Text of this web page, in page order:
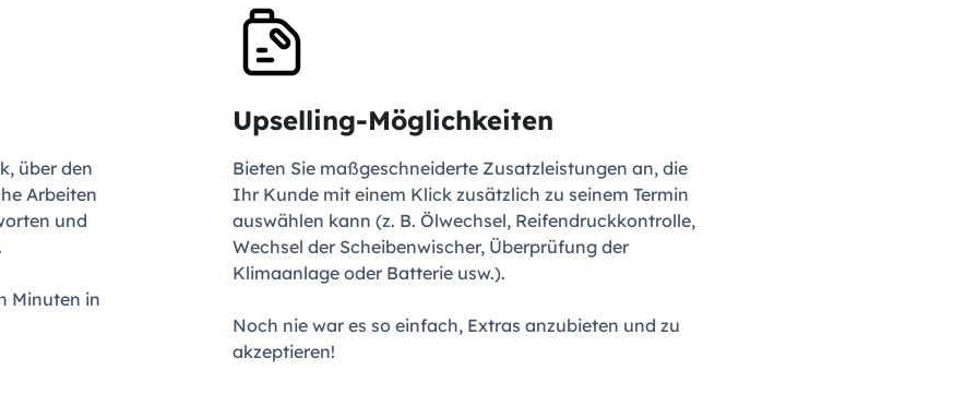
über den
Arbeiten
und
Minuten in
Upselling-Möglichkeiten
Bieten Sie maßgeschneiderte Zusatzleistungen an, die
Ihr Kunde mit einem Klick zusätzlich zu seinem Termin
auswählen kann (z. B. Ölwechsel, Reifendruckkontrolle,
Wechsel der Scheibenwischer, Überprüfung der
Klimaanlage oder Batterie usw.).
Noch nie war es so einfach, Extras anzubieten und zu
akzeptieren!